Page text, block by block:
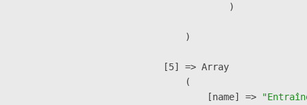
                )
        )
    [5] => Array
        (
            [name] =>